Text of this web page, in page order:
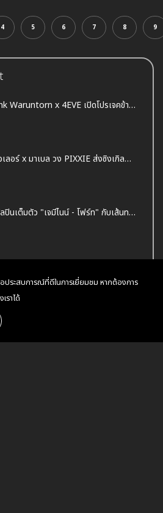
4 5 6 7 8 9
Waruntorn x 4EVE เปิดโปรเจคข้าม
เลอร์ x มาเบล วง PIXXIE ส่งซิงเกิล
ปินเต็มตัว "เจมีไนน์ - โฟร์ท" กับเส้นทาง
ลง "Kiss me! (ให้ฉันได้รู้)" พร้อมโชว์สุด
ท์สมาชิก รุ่น 5 ทำเหล่าแฟนคลับใจละลาย
4NOLOGUE ประกาศยุติสัญญาศิลปินยก
อประสบการณ์ที่ดีในการเยี่ยมชม หากต้องการ
ราได้